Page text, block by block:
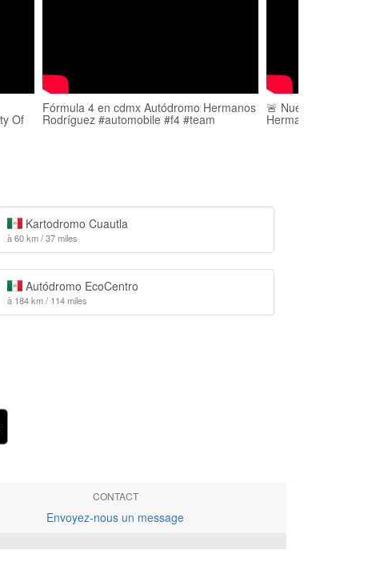
Of
Fórmula 4 en cdmx Autódromo Hermanos
Rodríguez #automobile #f4 #team
🚨 Nuevo Circuito
Hermanos
Kartodromo Cuautla
à 60 km / 37 miles
Autódromo EcoCentro
à 184 km / 114 miles
CONTACT
Envoyez-nous un message